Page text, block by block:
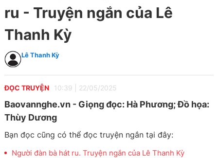
ru - Truyện ngắn của Lê
Thanh Kỳ
Lê Thanh Kỳ
ĐỌC TRUYỆN 10:39 22/05/2025
Baovannghe.vn - Giọng đọc: Hà Phương; Đồ họa:
Thùy Dương
Bạn đọc cũng có thể đọc truyện ngắn tại đây:
Người đàn bà hát ru. Truyện ngắn của Lê Thanh Kỳ